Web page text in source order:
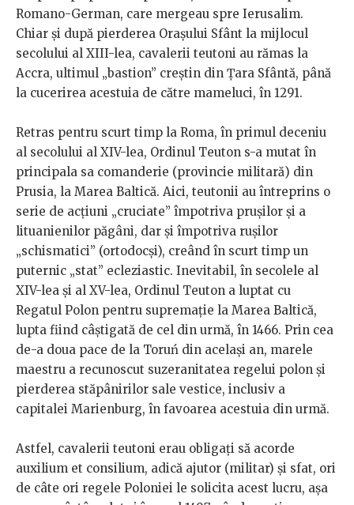
Romano-German, care mergeau spre Ierusalim.
Chiar şi după pierderea Oraşului Sfânt la mijlocul
secolului al XIII-lea, cavalerii teutoni au rămas la
Accra, ultimul „bastion” creştin din Ţara Sfântă, până
la cucerirea acestuia de către mameluci, în 1291.
Retras pentru scurt timp la Roma, în primul deceniu
al secolului al XIV-lea, Ordinul Teuton s-a mutat în
principala sa comanderie (provincie militară) din
Prusia, la Marea Baltică. Aici, teutonii au întreprins o
serie de acţiuni „cruciate” împotriva pruşilor şi a
lituanienilor păgâni, dar şi împotriva ruşilor
„schismatici” (ortodocşi), creând în scurt timp un
puternic „stat” ecleziastic. Inevitabil, în secolele al
XIV-lea şi al XV-lea, Ordinul Teuton a luptat cu
Regatul Polon pentru supremaţie la Marea Baltică,
lupta fiind câştigată de cel din urmă, în 1466. Prin cea
de-a doua pace de la Toruń din același an, marele
maestru a recunoscut suzeranitatea regelui polon şi
pierderea stăpânirilor sale vestice, inclusiv a
capitalei Marienburg, în favoarea acestuia din urmă.
Astfel, cavalerii teutoni erau obligaţi să acorde
auxilium et consilium, adică ajutor (militar) şi sfat, ori
de câte ori regele Poloniei le solicita acest lucru, aşa